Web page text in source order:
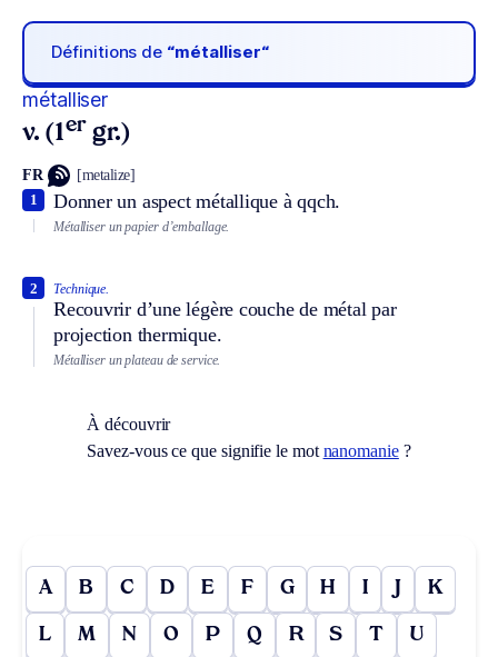
Définitions de “métalliser“
métalliser
v. (1er gr.)
FR [metalize]
Donner un aspect métallique à qqch.
1
Métalliser un papier d’emballage.
Technique.
Recouvrir d’une légère couche de métal par
projection thermique.
2
Métalliser un plateau de service.
À découvrir
Savez-vous ce que signifie le mot nanomanie?
A B C D E F G H I J K
L M N O P Q R S T U